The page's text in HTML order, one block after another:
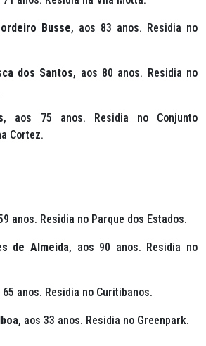
Busse, aos 83 anos. Residia no
dos Santos, aos 80 anos. Residia no
, aos 75 anos. Residia no Conjunto
Cortez.
anos. Residia no Parque dos Estados.
de Almeida, aos 90 anos. Residia no
65 anos. Residia no Curitibanos.
, aos 33 anos. Residia no Greenpark.